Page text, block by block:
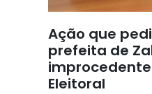
Ação que
prefeita de
Eleitoral